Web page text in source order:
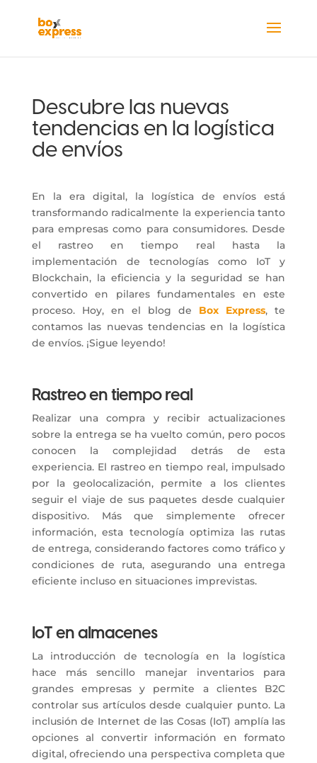
Descubre las nuevas
tendencias en la logística
de envíos
En la era digital, la logística de envíos está
transformando radicalmente la experiencia tanto
para empresas como para consumidores. Desde
el rastreo en tiempo real hasta la
implementación de tecnologías como IoT y
Blockchain, la eficiencia y la seguridad se han
convertido en pilares fundamentales en este
proceso. Hoy, en el blog de Box Express, te
contamos las nuevas tendencias en la logística
de envíos. ¡Sigue leyendo!
Rastreo en tiempo real
Realizar una compra y recibir actualizaciones
sobre la entrega se ha vuelto común, pero pocos
conocen la complejidad detrás de esta
experiencia. El rastreo en tiempo real, impulsado
por la geolocalización, permite a los clientes
seguir el viaje de sus paquetes desde cualquier
dispositivo. Más que simplemente ofrecer
información, esta tecnología optimiza las rutas
de entrega, considerando factores como tráfico y
condiciones de ruta, asegurando una entrega
eficiente incluso en situaciones imprevistas.
IoT en almacenes
La introducción de tecnología en la logística
hace más sencillo manejar inventarios para
grandes empresas y permite a clientes B2C
controlar sus artículos desde cualquier punto. La
inclusión de Internet de las Cosas (IoT) amplía las
opciones al convertir información en formato
digital, ofreciendo una perspectiva completa que